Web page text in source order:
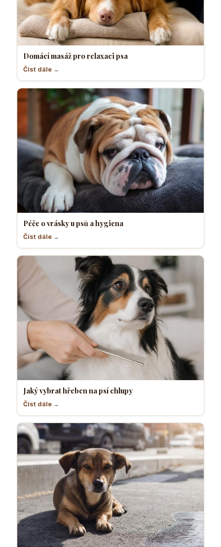
Domácí masáž pro relaxaci psa
Číst dále →
Péče o vrásky u psů a hygiena
Číst dále →
Jaký vybrat hřeben na psí chlupy
Číst dále →